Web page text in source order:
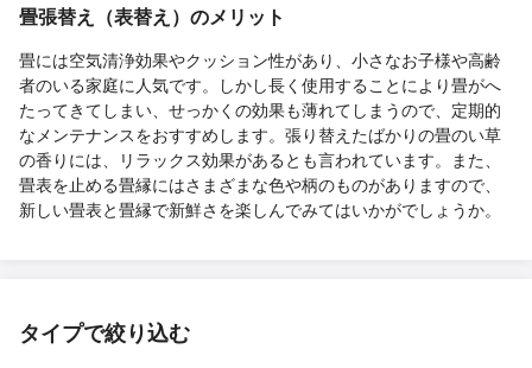
畳張替え（表替え）のメリット
畳には空気清浄効果やクッション性があり、小さなお子様や高齢
者のいる家庭に人気です。しかし長く使用することにより畳がへ
たってきてしまい、せっかくの効果も薄れてしまうので、定期的
なメンテナンスをおすすめします。張り替えたばかりの畳のい草
の香りには、リラックス効果があるとも言われています。また、
畳表を止める畳縁にはさまざまな色や柄のものがありますので、
新しい畳表と畳縁で新鮮さを楽しんでみてはいかがでしょうか。
タイプで絞り込む